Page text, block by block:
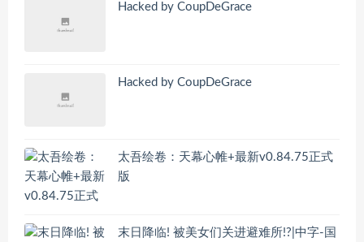
Hacked by CoupDeGrace
Hacked by CoupDeGrace
太吾绘卷：天幕心帷+最新v0.84.75正式
版
末日降临! 被美女们关进避难所!?|中字-国